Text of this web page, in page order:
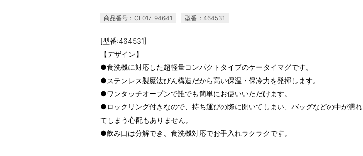
商品番号：CE017-94641 型番：464531
[型番:464531]
【デザイン】
●食洗機に対応した超軽量コンパクトタイプのケータイマグです。
●ステンレス製魔法びん構造だから高い保温・保冷力を発揮します。
●ワンタッチオープンで誰でも簡単にお使いいただけます。
●ロックリング付きなので、持ち運びの際に開いてしまい、バッグなどの中が濡れ
てしまう心配もありません。
●飲み口は分解でき、食洗機対応でお手入れラクラクです。